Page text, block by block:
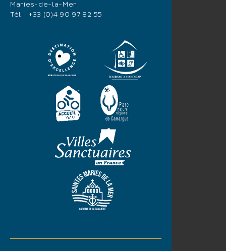
Maries-de-la-Mer
Tél. : +33 (0)4 90 97 82 55